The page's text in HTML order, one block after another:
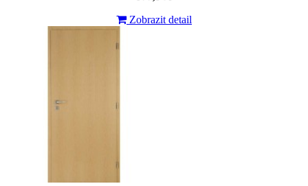
Zobrazit detail